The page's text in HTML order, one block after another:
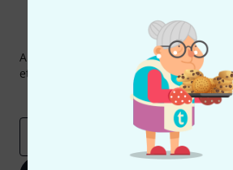
Thomann
Abonniere den Thomann Newsletter
etwas Glück einen von 50 Gutscheinen
Inspirierende Beiträge
Deals